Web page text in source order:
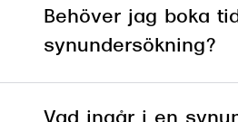
Behöver jag boka
synundersökning?